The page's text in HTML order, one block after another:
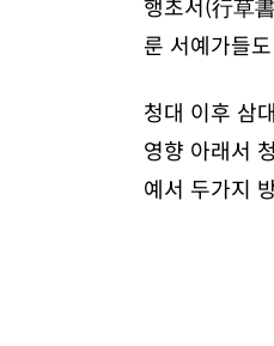
행초서(行草
룬 서예가들
청대 이후 삼
영향 아래서
예서 두가지